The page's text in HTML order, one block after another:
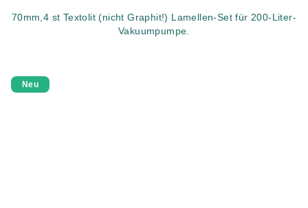
70mm,4 st Textolit (nicht Graphit!) Lamellen-Set für 200-Liter-
Vakuumpumpe.
Neu